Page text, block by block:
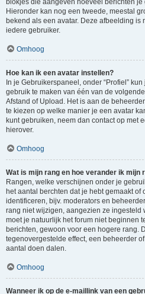
blokjes die aangeven hoeveel berichten je
Hieronder kan nog een tweede, meestal
bekend als een avatar. Deze afbeelding is
iedere gebruiker.
Omhoog
Hoe kan ik een avatar instellen?
In je Gebruikerspaneel, onder “Profiel”
gebruik te maken van één van de
Afstand of Upload. Het is aan de
te kiezen op welke manier je een avatar
kunt gebruiken, neem dan contact op met
hierover.
Omhoog
Wat is mijn rang en hoe verander ik mijn
Rangen, welke verschijnen onder je
het aantal berchten dat je hebt gemaakt of
identificeren, bijv. moderators en
rang niet wijzigen, aangezien ze ingesteld
moet je natuurlijk het forum niet beginnen
berichten, gewoon voor een hogere rang.
tegenovergestelde effect, een beheerder
aantal doen dalen.
Omhoog
Wanneer ik op de e-maillink van een